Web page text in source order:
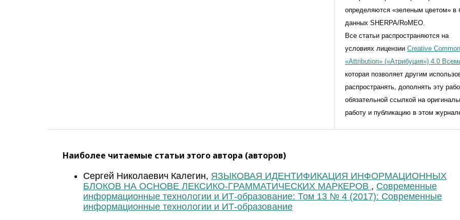
определяются «зеленым цветом» в
данных SHERPA/RoMEO.
Все статьи распространяются на
условиях лицензии Creative
«Attribution» («Атрибуция») 4.0
которая позволяет другим
распространять, дополнять эту
обязательной ссылкой на
работу и публикацию в этом
Наиболее читаемые статьи этого автора (авторов)
Сергей Николаевич Калегин, ЯЗЫКОВАЯ ИДЕНТИФИКАЦИЯ ИНФОРМАЦИОННЫХ
БЛОКОВ НА ОСНОВЕ ЛЕКСИКО-ГРАММАТИЧЕСКИХ МАРКЕРОВ , Современные
информационные технологии и ИТ-образование: Том 13 № 4 (2017): Современные
информационные технологии и ИТ-образование